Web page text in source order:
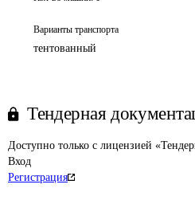
Варианты транспорта
тентованный
Тендерная
Доступно только с лицензией
Вход
Регистрация